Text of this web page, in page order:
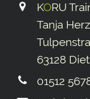
KORU
Tanja
63128
01512